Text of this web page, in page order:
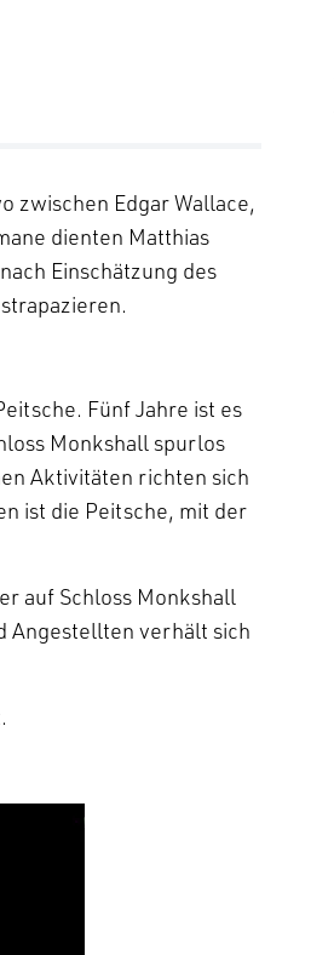
zwischen Edgar Wallace,
dienten Matthias
Einschätzung des
Fünf Jahre ist es
Monkshall spurlos
Aktivitäten richten sich
ist die Peitsche, mit der
auf Schloss Monkshall
Angestellten verhält sich